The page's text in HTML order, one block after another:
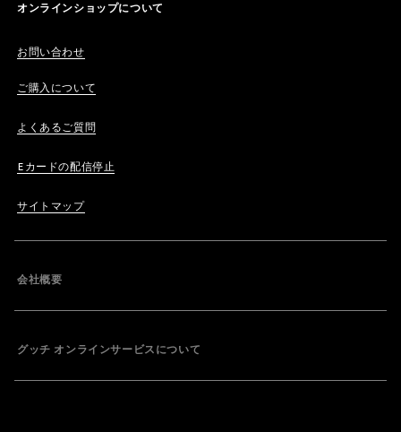
オンラインショップについて
お問い合わせ
ご購入について
よくあるご質問
Eカードの配信停止
サイトマップ
会社概要
グッチ オンラインサービスについて